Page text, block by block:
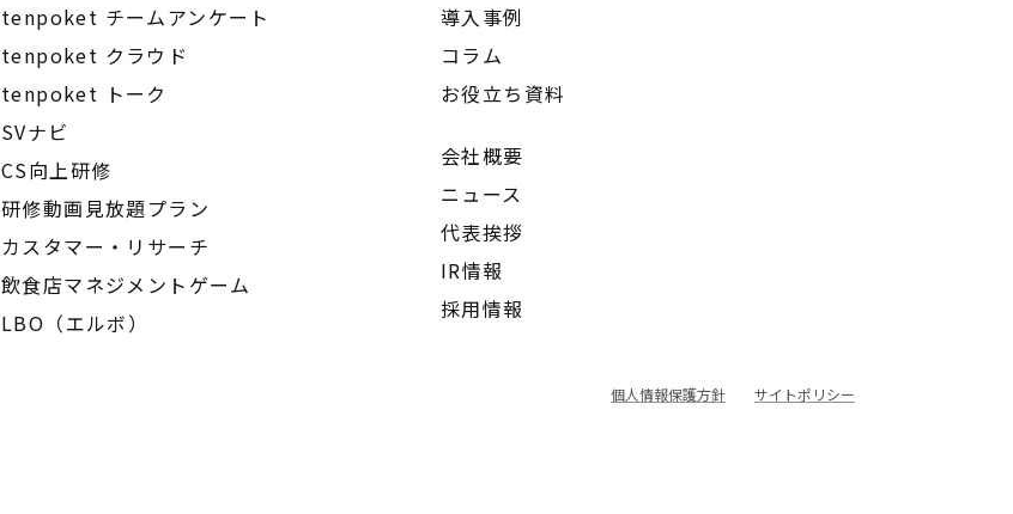
tenpoket チームアンケート
tenpoket クラウド
tenpoket トーク
SVナビ
CS向上研修
研修動画見放題プラン
カスタマー・リサーチ
飲食店マネジメントゲーム
LBO（エルボ）
導入事例
コラム
お役立ち資料
会社概要
ニュース
代表挨拶
IR情報
採用情報
個人情報保護方針 サイトポリシー